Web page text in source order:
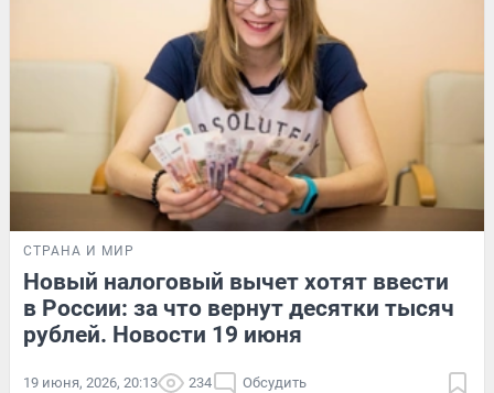
СТРАНА И МИР
Новый налоговый вычет хотят ввести
в России: за что вернут десятки тысяч
рублей. Новости 19 июня
19 июня, 2026, 20:13 234 Обсудить